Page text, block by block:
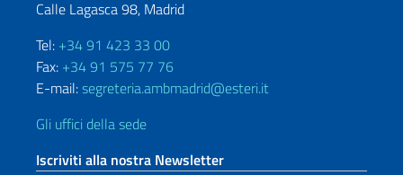
Calle Lagasca 98, Madrid
Tel: +34 91 423 33 00
Fax: +34 91 575 77 76
E-mail:segreteria.ambmadrid@esteri.it
Gli uffici della sede
Iscriviti alla nostra Newsletter